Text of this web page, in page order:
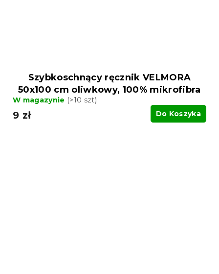
Szybkoschnący ręcznik VELMORA
50x100 cm oliwkowy, 100% mikrofibra
W magazynie (>10 szt)
9 zł Do Koszyka